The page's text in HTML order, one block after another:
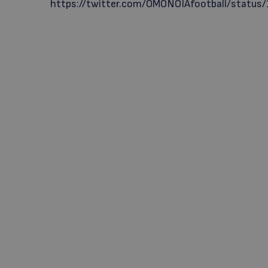
https://twitter.com/OMONOIAfootball/status/